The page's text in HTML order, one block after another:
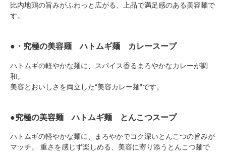
比内地鶏の旨みがふわっと広がる、上品で満足感のある美容麺で
す。
●・究極の美容麺 ハトムギ麺 カレースープ
ハトムギの軽やかな麺に、スパイス香るまろやかなカレーが調
和。
美容とおいしさを両立した“美容カレー麺”です。
●究極の美容麺 ハトムギ麺 とんこつスープ
ハトムギの軽やかな麺に、まろやかでコク深いとんこつの旨みが
マッチ。 重さを感じず楽しめる、美容に寄り添うとんこつ麺で